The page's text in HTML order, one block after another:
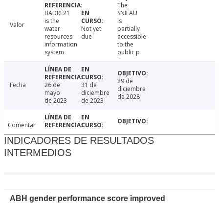
Valor
BADRE21
is the
water
resources
information
system
Not yet
due
The
SNIEAU
is
partially
accessible
to the
public p
Fecha
26 de
mayo
de 2023
31 de
diciembre
de 2023
29 de
diciembre
de 2028
Comentar
INDICADORES DE RESULTADOS
INTERMEDIOS
ABH gender performance score improved